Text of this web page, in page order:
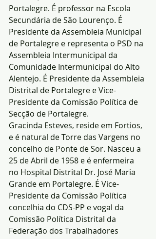
Portalegre. É professor na Escola
Secundária de São Lourenço. É
Presidente da Assembleia Municipal
de Portalegre e representa o PSD na
Assembleia Intermunicipal da
Comunidade Intermunicipal do Alto
Alentejo. É Presidente da Assembleia
Distrital de Portalegre e Vice-
Presidente da Comissão Política de
Secção de Portalegre.
Gracinda Esteves, reside em Fortios,
e é natural de Torre das Vargens no
concelho de Ponte de Sor. Nasceu a
25 de Abril de 1958 e é enfermeira
no Hospital Distrital Dr. José Maria
Grande em Portalegre. É Vice-
Presidente da Comissão Política
concelhia do CDS-PP e vogal da
Comissão Política Distrital da
Federação dos Trabalhadores